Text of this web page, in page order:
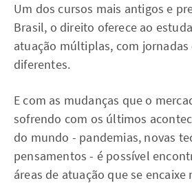
Um dos cursos mais antigos e
Brasil, o direito oferece ao
atuação múltiplas, com
diferentes.
E com as mudanças que o
sofrendo com os últimos
do mundo - pandemias, novas
pensamentos - é possível
áreas de atuação que se encaixe